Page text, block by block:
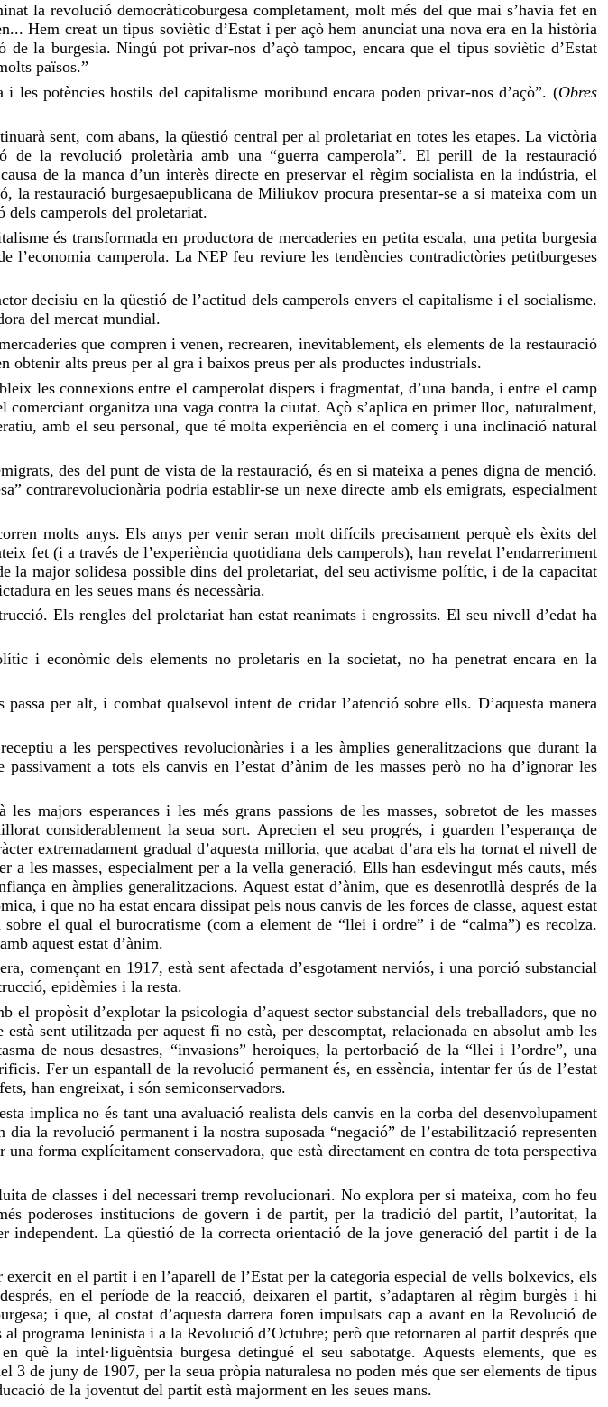
la revolució democràticoburgesa completament, molt més del que mai s’havia fet en
Hem creat un tipus soviètic d’Estat i per açò hem anunciat una nova era en la història
la burgesia. Ningú pot privar-nos d’açò tampoc, encara que el tipus soviètic d’Estat
països.”
potències hostils del capitalisme moribund encara poden privar-nos d’açò”. (Obres
sent, com abans, la qüestió central per al proletariat en totes les etapes. La victòria
de la revolució proletària amb una “guerra camperola”. El perill de la restauració
de la manca d’un interès directe en preservar el règim socialista en la indústria, el
restauració burgesaepublicana de Miliukov procura presentar-se a si mateixa com un
dels camperols del proletariat.
és transformada en productora de mercaderies en petita escala, una petita burgesia
l’economia camperola. La NEP feu reviure les tendències contradictòries petitburgeses
decisiu en la qüestió de l’actitud dels camperols envers el capitalisme i el socialisme.
del mercat mundial.
que compren i venen, recrearen, inevitablement, els elements de la restauració
obtenir alts preus per al gra i baixos preus per als productes industrials.
les connexions entre el camperolat dispers i fragmentat, d’una banda, i entre el camp
organitza una vaga contra la ciutat. Açò s’aplica en primer lloc, naturalment,
amb el seu personal, que té molta experiència en el comerç i una inclinació natural
des del punt de vista de la restauració, és en si mateixa a penes digna de menció.
contrarevolucionària podria establir-se un nexe directe amb els emigrats, especialment
molts anys. Els anys per venir seran molt difícils precisament perquè els èxits del
fet (i a través de l’experiència quotidiana dels camperols), han revelat l’endarreriment
la major solidesa possible dins del proletariat, del seu activisme polític, i de la capacitat
en les seues mans és necessària.
Els rengles del proletariat han estat reanimats i engrossits. El seu nivell d’edat ha
i econòmic dels elements no proletaris en la societat, no ha penetrat encara en la
per alt, i combat qualsevol intent de cridar l’atenció sobre ells. D’aquesta manera
a les perspectives revolucionàries i a les àmplies generalitzacions que durant la
a tots els canvis en l’estat d’ànim de les masses però no ha d’ignorar les
majors esperances i les més grans passions de les masses, sobretot de les masses
considerablement la seua sort. Aprecien el seu progrés, i guarden l’esperança de
extremadament gradual d’aquesta milloria, que acabat d’ara els ha tornat el nivell de
les masses, especialment per a la vella generació. Ells han esdevingut més cauts, més
en àmplies generalitzacions. Aquest estat d’ànim, que es desenrotllà després de la
i que no ha estat encara dissipat pels nous canvis de les forces de classe, aquest estat
el qual el burocratisme (com a element de “llei i ordre” i de “calma”) es recolza.
aquest estat d’ànim.
començant en 1917, està sent afectada d’esgotament nerviós, i una porció substancial
epidèmies i la resta.
propòsit d’explotar la psicologia d’aquest sector substancial dels treballadors, que no
sent utilitzada per aquest fi no està, per descomptat, relacionada en absolut amb les
de nous desastres, “invasions” heroiques, la pertorbació de la “llei i l’ordre”, una
Fer un espantall de la revolució permanent és, en essència, intentar fer ús de l’estat
han engreixat, i són semiconservadors.
implica no és tant una avaluació realista dels canvis en la corba del desenvolupament
la revolució permanent i la nostra suposada “negació” de l’estabilització representen
forma explícitament conservadora, que està directament en contra de tota perspectiva
de classes i del necessari tremp revolucionari. No explora per si mateixa, com ho feu
poderoses institucions de govern i de partit, per la tradició del partit, l’autoritat, la
La qüestió de la correcta orientació de la jove generació del partit i de la
en el partit i en l’aparell de l’Estat per la categoria especial de vells bolxevics, els
en el període de la reacció, deixaren el partit, s’adaptaren al règim burgès i hi
i que, al costat d’aquesta darrera foren impulsats cap a avant en la Revolució de
programa leninista i a la Revolució d’Octubre; però que retornaren al partit després que
què la intel·liguèntsia burgesa detingué el seu sabotatge. Aquests elements, que es
de juny de 1907, per la seua pròpia naturalesa no poden més que ser elements de tipus
de la joventut del partit està majorment en les seues mans.